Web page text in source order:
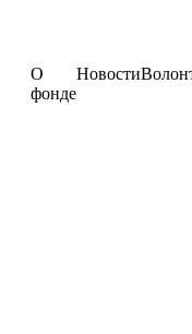
О
фонде
Новости